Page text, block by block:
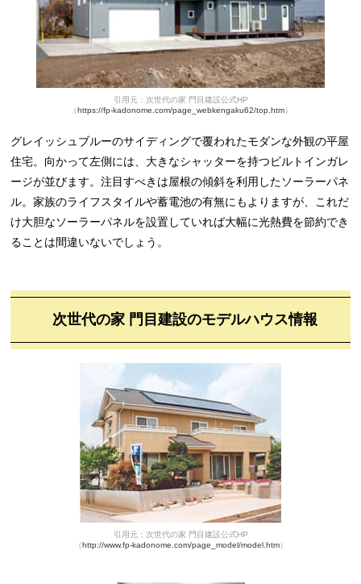
引用元：次世代の家 門目建設公式HP
（ https://fp-kadonome.com/page_webkengaku62/top.htm）
グレイッシュブルーのサイディングで覆われたモダンな外観の平屋
住宅。向かって左側には、大きなシャッターを持つビルトインガレ
ージが並びます。注目すべきは屋根の傾斜を利用したソーラーパネ
ル。家族のライフスタイルや蓄電池の有無にもよりますが、これだ
け大胆なソーラーパネルを設置していれば大幅に光熱費を節約でき
ることは間違いないでしょう。
次世代の家 門目建設のモデルハウス情報
引用元：次世代の家 門目建設公式HP
（ http://www.fp-kadonome.com/page_model/model.htm）